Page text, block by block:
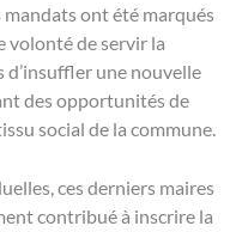
ont été marqués
volonté de servir la
d’insuffler une nouvelle
des opportunités de
social de la commune.
ces derniers maires
contribué à inscrire la